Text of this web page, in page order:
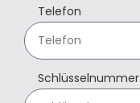
Telefon
Schlüsselnummer